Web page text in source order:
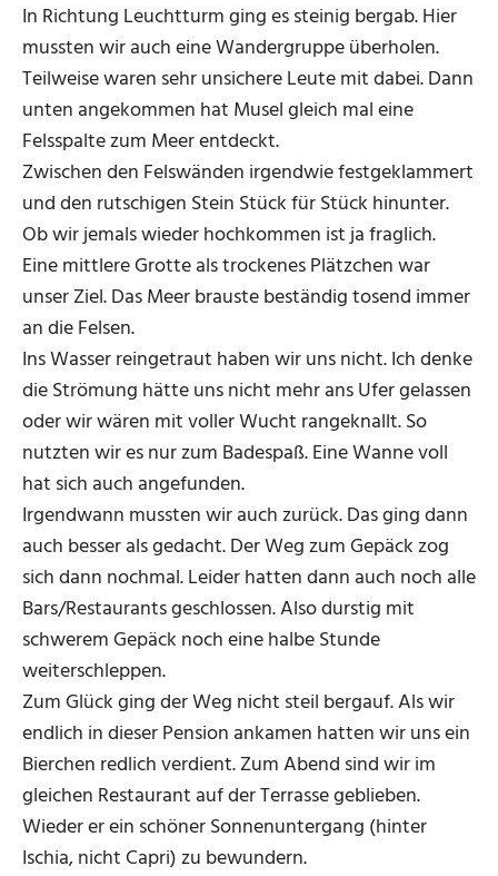
In Richtung Leuchtturm ging es steinig bergab. Hier
mussten wir auch eine Wandergruppe überholen.
Teilweise waren sehr unsichere Leute mit dabei. Dann
unten angekommen hat Musel gleich mal eine
Felsspalte zum Meer entdeckt.
Zwischen den Felswänden irgendwie festgeklammert
und den rutschigen Stein Stück für Stück hinunter.
Ob wir jemals wieder hochkommen ist ja fraglich.
Eine mittlere Grotte als trockenes Plätzchen war
unser Ziel. Das Meer brauste beständig tosend immer
an die Felsen.
Ins Wasser reingetraut haben wir uns nicht. Ich denke
die Strömung hätte uns nicht mehr ans Ufer gelassen
oder wir wären mit voller Wucht rangeknallt. So
nutzten wir es nur zum Badespaß. Eine Wanne voll
hat sich auch angefunden.
Irgendwann mussten wir auch zurück. Das ging dann
auch besser als gedacht. Der Weg zum Gepäck zog
sich dann nochmal. Leider hatten dann auch noch alle
Bars/Restaurants geschlossen. Also durstig mit
schwerem Gepäck noch eine halbe Stunde
weiterschleppen.
Zum Glück ging der Weg nicht steil bergauf. Als wir
endlich in dieser Pension ankamen hatten wir uns ein
Bierchen redlich verdient. Zum Abend sind wir im
gleichen Restaurant auf der Terrasse geblieben.
Wieder er ein schöner Sonnenuntergang (hinter
Ischia, nicht Capri) zu bewundern.